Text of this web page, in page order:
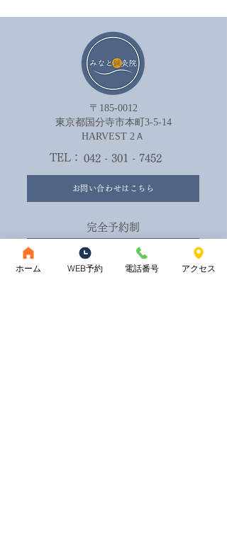
〒185-0012
​東京都国分寺市本町3-5-14
HARVEST 2Ａ​
TEL： 042 - 301 - 7452
お問い合わせはこちら
完全予約制
ご予約はこちら
ホーム WEB予約 電話番号 アクセス